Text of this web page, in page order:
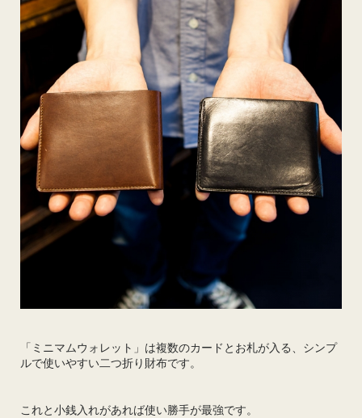
「ミニマムウォレット」は複数のカードとお札が入る、シンプ
ルで使いやすい二つ折り財布です。
これと小銭入れがあれば使い勝手が最強です。